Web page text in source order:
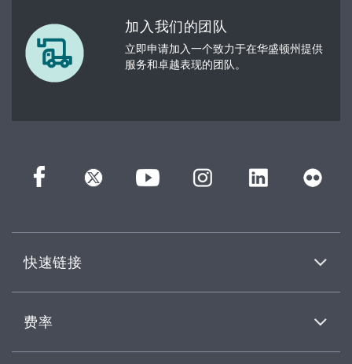
加入我们的团队
立即申请加入一个致力于在华盛顿州提供
服务和卓越表现的团队。
快速链接
费率